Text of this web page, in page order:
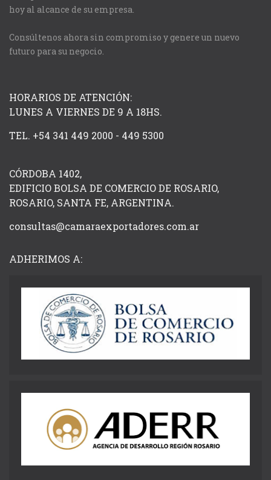
hoy al alcance de su empresa.
Consúltenos ahora sin compromiso y genere un nuevo
futuro para su negocio.
HORARIOS DE ATENCIÓN:
LUNES A VIERNES DE 9 A 18HS.
TEL. +54 341 449 2000 - 449 5300
CÓRDOBA 1402,
EDIFICIO BOLSA DE COMERCIO DE ROSARIO,
ROSARIO, SANTA FE, ARGENTINA.
consultas@camaraexportadores.com.ar
ADHERIMOS A: